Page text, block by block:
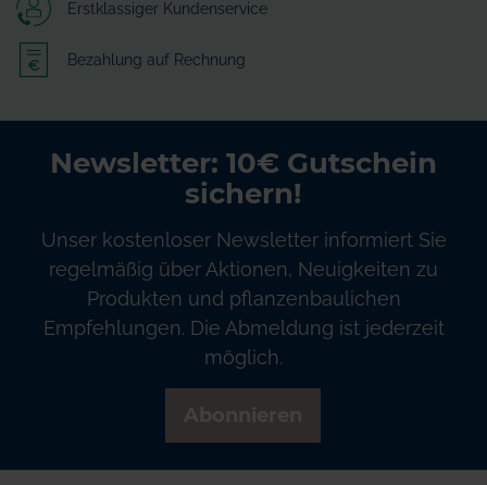
Erstklassiger Kundenservice
Bezahlung auf Rechnung
Newsletter: 10€ Gutschein
sichern!
Unser kostenloser Newsletter informiert Sie
regelmäßig über Aktionen, Neuigkeiten zu
Produkten und pflanzenbaulichen
Empfehlungen. Die Abmeldung ist jederzeit
möglich.